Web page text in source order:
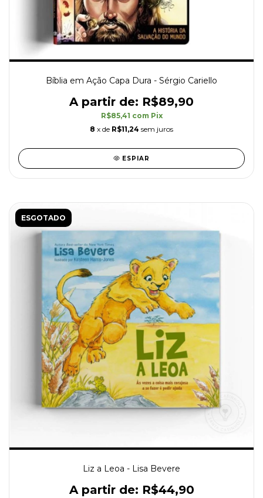
Bíblia em Ação Capa Dura - Sérgio Cariello
R$89,90
R$85,41 com Pix
8 x de R$11,24 sem juros
ESPIAR
ESGOTADO
Liz a Leoa - Lisa Bevere
R$44,90